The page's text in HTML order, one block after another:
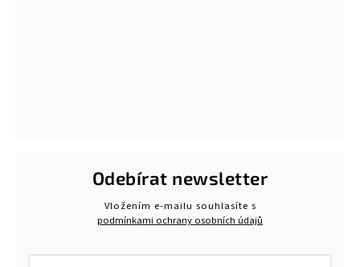
Odebírat newsletter
Vložením e-mailu souhlasíte s
podmínkami ochrany osobních údajů